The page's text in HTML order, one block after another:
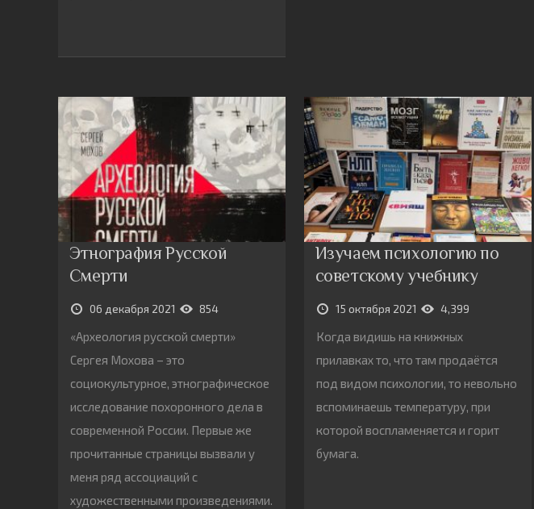
Этнография Русской
Смерти
06 декабря 2021 854
«Археология русской смерти»
Сергея Мохова – это
социокультурное, этнографическое
исследование похоронного дела в
современной России. Первые же
прочитанные страницы вызвали у
меня ряд ассоциаций с
художественными произведениями.
Изучаем психологию по
советскому учебнику
15 октября 2021 4,399
Когда видишь на книжных
прилавках то, что там продаётся
под видом психологии, то невольно
вспоминаешь температуру, при
которой воспламеняется и горит
бумага.